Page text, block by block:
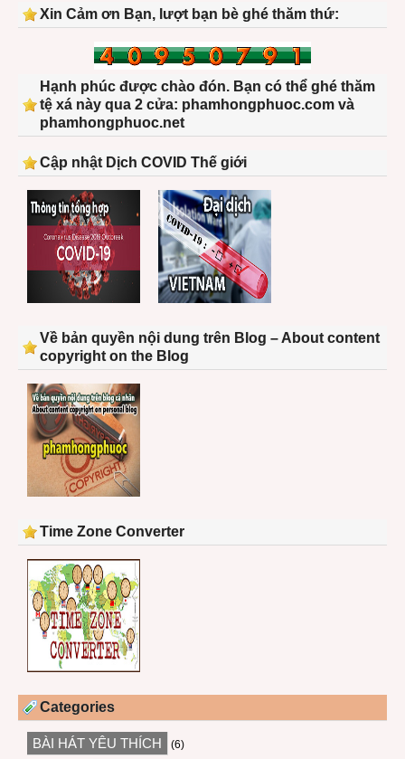
Xin Cảm ơn Bạn, lượt bạn bè ghé thăm thứ:
Hạnh phúc được chào đón. Bạn có thể ghé thăm
tệ xá này qua 2 cửa: phamhongphuoc.com và
phamhongphuoc.net
Cập nhật Dịch COVID Thế giới
Về bản quyền nội dung trên Blog – About content
copyright on the Blog
Time Zone Converter
Categories
BÀI HÁT YÊU THÍCH (6)